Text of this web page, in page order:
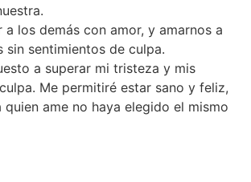
a los demás con amor, y amarnos a
sin sentimientos de culpa.
a superar mi tristeza y mis
Me permitiré estar sano y feliz,
quien ame no haya elegido el mismo